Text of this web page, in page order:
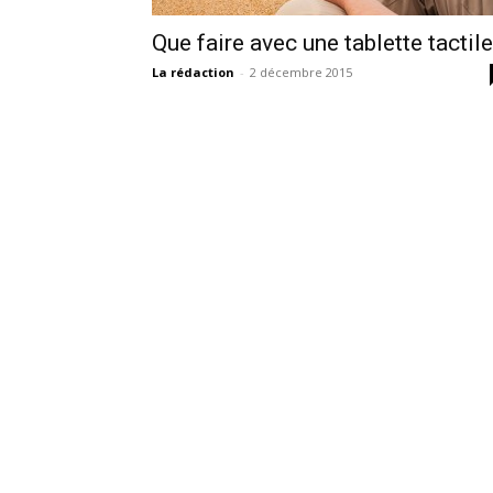
Que faire avec une tablette tactile
La rédaction - 2 décembre 2015